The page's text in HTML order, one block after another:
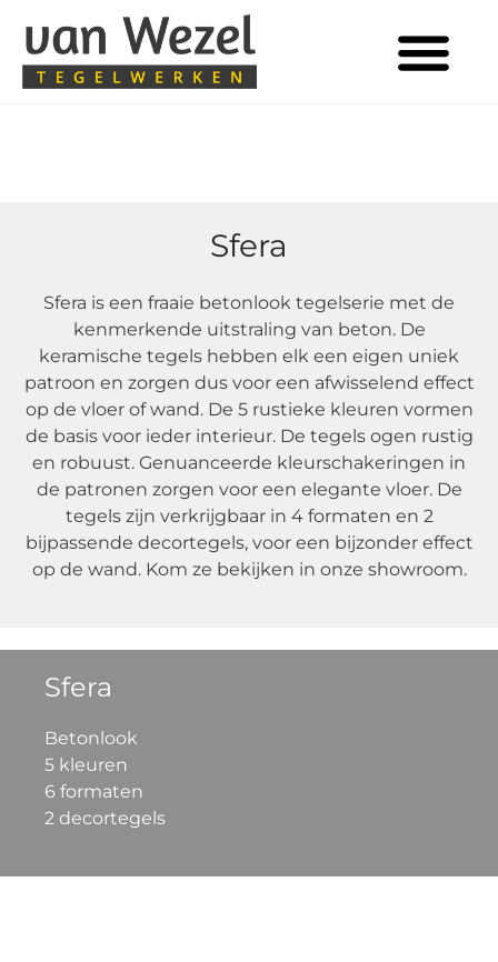
Sfera
Sfera is een fraaie betonlook tegelserie met de
kenmerkende uitstraling van beton. De
keramische tegels hebben elk een eigen uniek
patroon en zorgen dus voor een afwisselend effect
op de vloer of wand. De 5 rustieke kleuren vormen
de basis voor ieder interieur. De tegels ogen rustig
en robuust. Genuanceerde kleurschakeringen in
de patronen zorgen voor een elegante vloer. De
tegels zijn verkrijgbaar in 4 formaten en 2
bijpassende decortegels, voor een bijzonder effect
op de wand. Kom ze bekijken in onze showroom.
Sfera
Betonlook
5 kleuren
6 formaten
2 decortegels